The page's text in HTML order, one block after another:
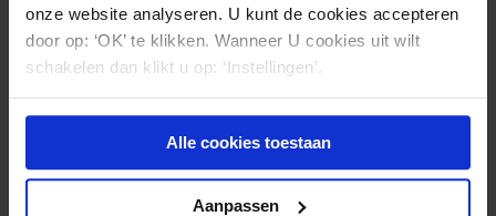
onze website analyseren. U kunt de cookies accepteren
door op: ‘OK’ te klikken. Wanneer U cookies uit wilt
schakelen dan klikt u op: ‘Instellingen’.
Alle cookies toestaan
Aanpassen